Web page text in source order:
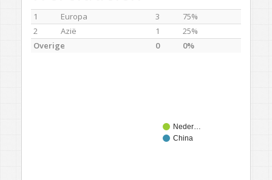
1 Europa 3
75%
2
Azië 1
25%
Overige
0 0%
Neder…
China